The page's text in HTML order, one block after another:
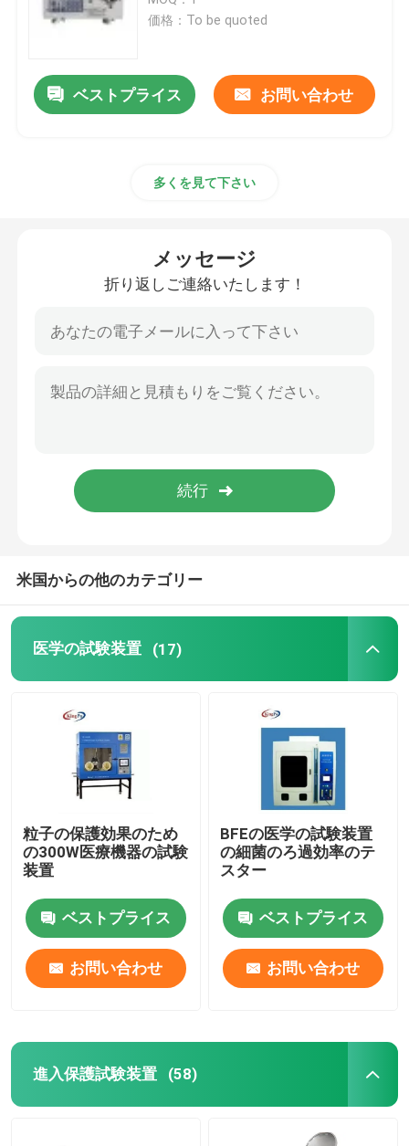
リチウム電池の試験装置
環境試験の部屋
EV電池の試験装置
テスト ゲージ
価格：To be quoted
ベストプライス お問い合わせ
多くを見て下さい
メッセージ
折り返しご連絡いたします！
米国からの他のカテゴリー
医学の試験装置 (17)
粒子の保護効果のため
の300W医療機器の試験
装置
ベストプライス
お問い合わせ
BFEの医学の試験装置
の細菌のろ過効率のテ
スター
ベストプライス
お問い合わせ
進入保護試験装置 (58)